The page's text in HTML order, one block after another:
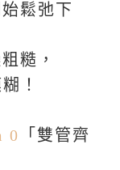
鬆弛下
糙，
！
0 「雙管齊